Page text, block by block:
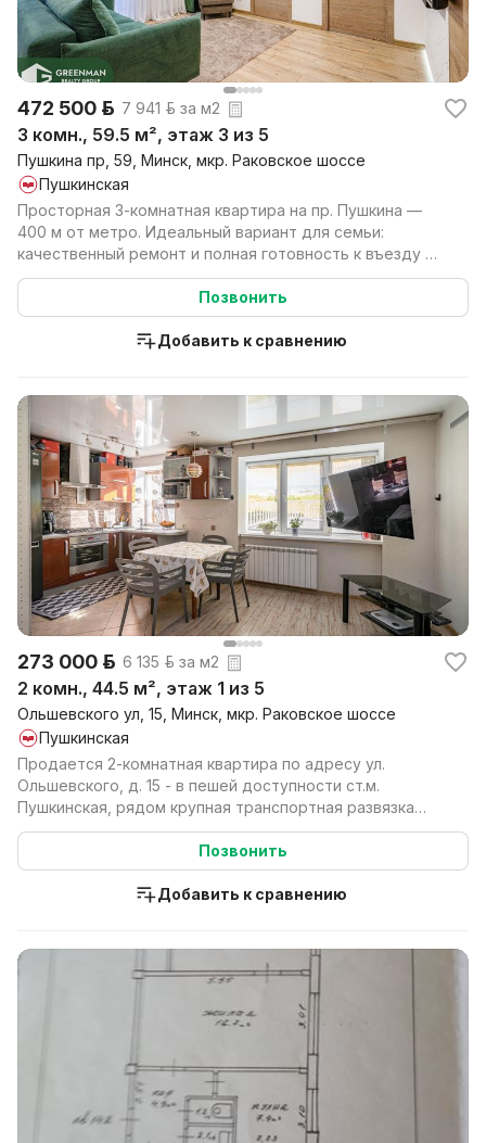
472 500 р. 7 941 р. за м2
3 комн., 59.5 м², этаж 3 из 5
Пушкина пр, 59, Минск, мкр. Раковское шоссе
Пушкинская
Просторная 3‑комнатная квартира на пр. Пушкина —
400 м от метро. Идеальный вариант для семьи:
качественный ремонт и полная готовность к въезду —
остаё...
Позвонить
Добавить к сравнению
273 000 р. 6 135 р. за м2
2 комн., 44.5 м², этаж 1 из 5
Ольшевского ул, 15, Минск, мкр. Раковское шоссе
Пушкинская
Продается 2-комнатная квартира по адресу ул.
Ольшевского, д. 15 - в пешей доступности ст.м.
Пушкинская, рядом крупная транспортная развязка
Пушкина-Ор...
Позвонить
Добавить к сравнению